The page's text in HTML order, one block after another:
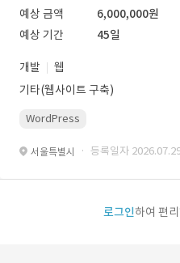
예상 금액
6,000,000원
예상 기간
45일
개발
웹
기타(웹사이트 구축)
WordPress
서울특별시 · 등록일자
로그인하여 편